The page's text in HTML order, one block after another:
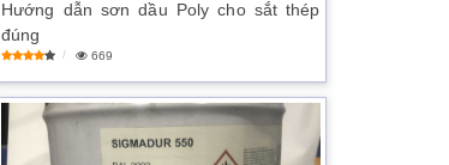
Hướng dẫn sơn dầu Poly cho sắt thép
đúng
669